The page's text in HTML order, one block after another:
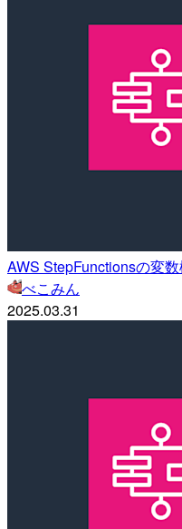
AWS StepFunctionsの変
べこみん
2025.03.31